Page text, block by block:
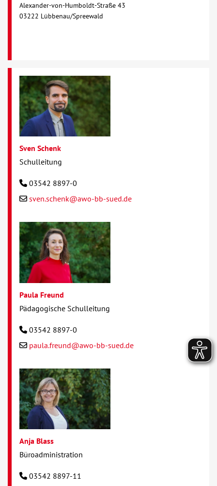
Alexander-von-Humboldt-Straße 43
03222 Lübbenau/Spreewald
Sven Schenk
Schulleitung
03542 8897-0
sven.schenk@awo-bb-sued.de
Paula Freund
Pädagogische Schulleitung
03542 8897-0
paula.freund@awo-bb-sued.de
Anja Blass
Büroadministration
03542 8897-11